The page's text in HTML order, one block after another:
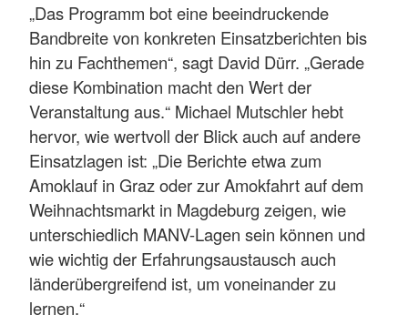
„Das Programm bot eine beeindruckende
Bandbreite von konkreten Einsatzberichten bis
hin zu Fachthemen“, sagt David Dürr. „Gerade
diese Kombination macht den Wert der
Veranstaltung aus.“ Michael Mutschler hebt
hervor, wie wertvoll der Blick auch auf andere
Einsatzlagen ist: „Die Berichte etwa zum
Amoklauf in Graz oder zur Amokfahrt auf dem
Weihnachtsmarkt in Magdeburg zeigen, wie
unterschiedlich MANV-Lagen sein können und
wie wichtig der Erfahrungsaustausch auch
länderübergreifend ist, um voneinander zu
lernen.“